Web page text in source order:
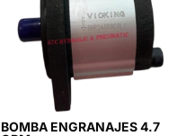
BOMBA ENGRANAJES 4.7